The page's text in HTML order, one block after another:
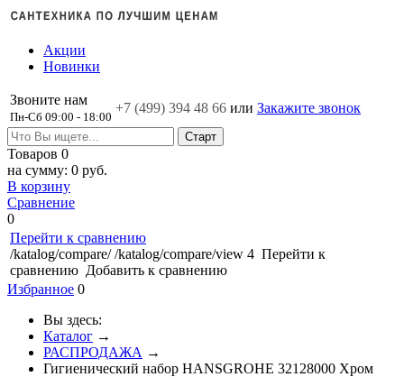
Акции
Новинки
Звоните нам
Пн-Сб 09:00 - 18:00
+7 (499) 394 48 66 или Закажите звонок
Товаров 0
на сумму: 0 руб.
В корзину
Сравнение
0
Перейти к сравнению
/katalog/compare/ /katalog/compare/view 4 Перейти к
сравнению Добавить к сравнению
Избранное 0
Вы здесь:
Каталог →
РАСПРОДАЖА →
Гигиенический набор HANSGROHE 32128000 Хром